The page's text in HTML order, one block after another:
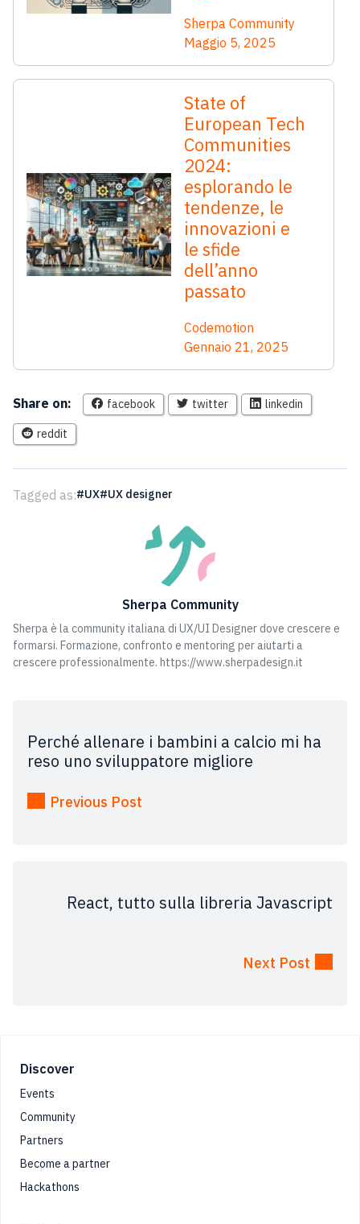
Sherpa Community
Maggio 5, 2025
State of
European Tech
Communities
2024:
esplorando le
tendenze, le
innovazioni e
le sfide
dell’anno
passato
Codemotion
Gennaio 21, 2025
Share on: facebook twitter linkedin
reddit
Tagged as: UX UX designer
Sherpa Community
Sherpa è la community italiana di UX/UI Designer dove crescere e
formarsi. Formazione, confronto e mentoring per aiutarti a
crescere professionalmente. https://www.sherpadesign.it
Perché allenare i bambini a calcio mi ha
reso uno sviluppatore migliore
Previous Post
React, tutto sulla libreria Javascript
Next Post
Footer
Discover
Events
Community
Partners
Become a partner
Hackathons